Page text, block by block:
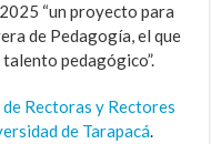
“un proyecto para
de Pedagogía, el que
pedagógico”.
Rectoras y Rectores
de Tarapacá.